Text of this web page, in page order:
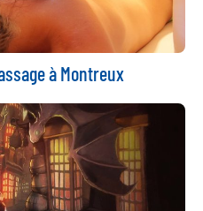
à Montreux